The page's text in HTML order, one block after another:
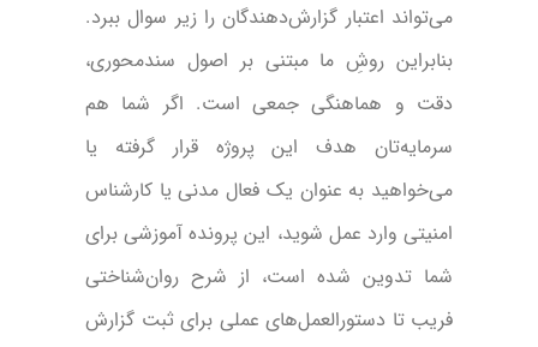
می‌تواند اعتبار گزارش‌دهندگان را زیر سوال ببرد.
بنابراین روشِ ما مبتنی بر اصول سندمحوری،
دقت و هماهنگی جمعی است. اگر شما هم
سرمایه‌تان هدف این پروژه قرار گرفته یا
می‌خواهید به عنوان یک فعال مدنی یا کارشناس
امنیتی وارد عمل شوید، این پرونده آموزشی برای
شما تدوین شده است، از شرح روان‌شناختی
فریب تا دستورالعمل‌های عملی برای ثبت گزارش